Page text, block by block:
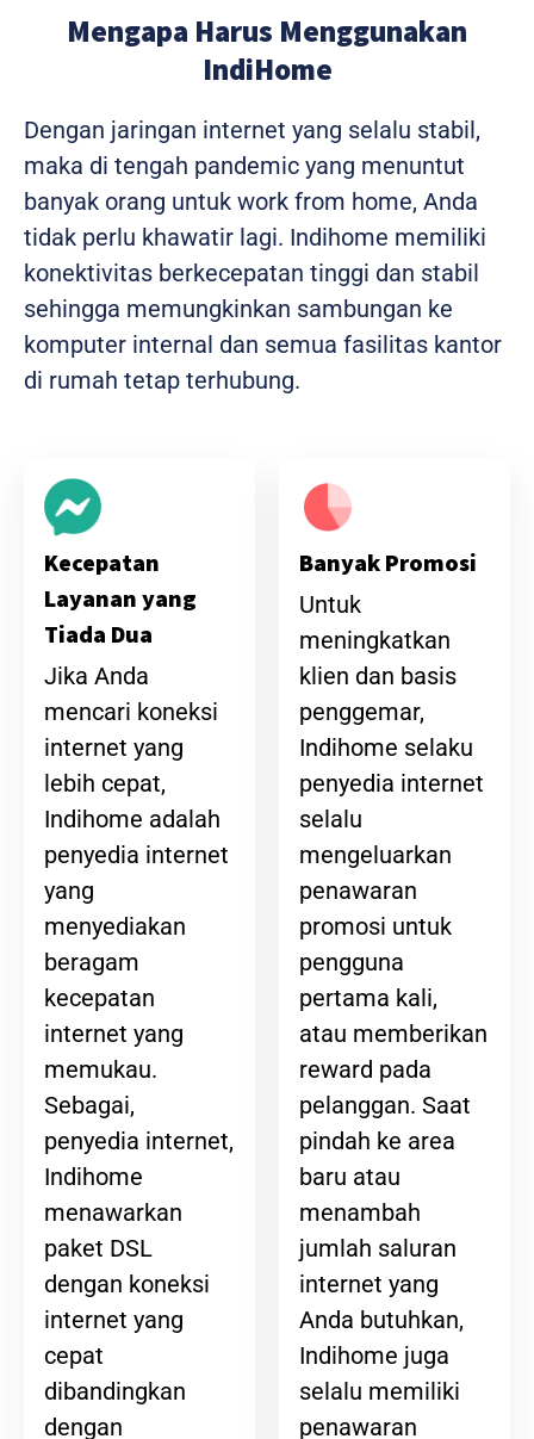
Mengapa Harus Menggunakan
IndiHome
Dengan jaringan internet yang selalu stabil,
maka di tengah pandemic yang menuntut
banyak orang untuk work from home, Anda
tidak perlu khawatir lagi. Indihome memiliki
konektivitas berkecepatan tinggi dan stabil
sehingga memungkinkan sambungan ke
komputer internal dan semua fasilitas kantor
di rumah tetap terhubung.
Kecepatan
Layanan yang
Tiada Dua
Jika Anda
mencari koneksi
internet yang
lebih cepat,
Indihome adalah
penyedia internet
yang
menyediakan
beragam
kecepatan
internet yang
memukau.
Sebagai,
penyedia internet,
Indihome
menawarkan
paket DSL
dengan koneksi
internet yang
cepat
dibandingkan
dengan
Banyak Promosi
Untuk
meningkatkan
klien dan basis
penggemar,
Indihome selaku
penyedia internet
selalu
mengeluarkan
penawaran
promosi untuk
pengguna
pertama kali,
atau memberikan
reward pada
pelanggan. Saat
pindah ke area
baru atau
menambah
jumlah saluran
internet yang
Anda butuhkan,
Indihome juga
selalu memiliki
penawaran